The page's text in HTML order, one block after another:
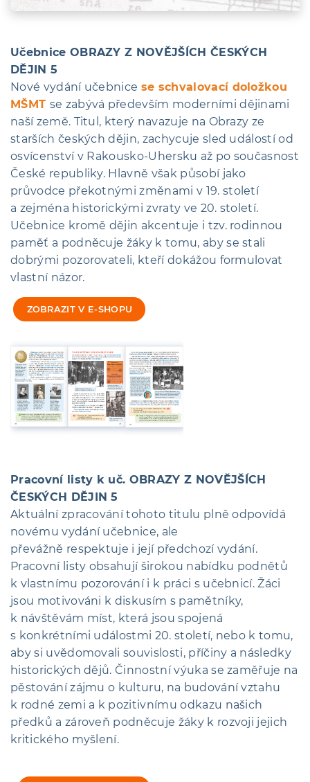
Učebnice OBRAZY Z NOVĚJŠÍCH ČESKÝCH
DĚJIN 5
Nové vydání učebnice se schvalovací doložkou
MŠMT se zabývá především moderními dějinami
naší země. Titul, který navazuje na Obrazy ze
starších českých dějin, zachycuje sled událostí od
osvícenství v Rakousko-Uhersku až po současnost
České republiky. Hlavně však působí jako
průvodce překotnými změnami v 19. století
a zejména historickými zvraty ve 20. století.
Učebnice kromě dějin akcentuje i tzv. rodinnou
paměť a podněcuje žáky k tomu, aby se stali
dobrými pozorovateli, kteří dokážou formulovat
vlastní názor.
ZOBRAZIT V E-SHOPU
Pracovní listy k uč. OBRAZY Z NOVĚJŠÍCH
ČESKÝCH DĚJIN 5
Aktuální zpracování tohoto titulu plně odpovídá
novému vydání učebnice, ale
převážně respektuje i její předchozí vydání.
Pracovní listy obsahují širokou nabídku podnětů
k vlastnímu pozorování i k práci s učebnicí. Žáci
jsou motivováni k diskusím s pamětníky,
k návštěvám míst, která jsou spojená
s konkrétními událostmi 20. století, nebo k tomu,
aby si uvědomovali souvislosti, příčiny a následky
historických dějů. Činnostní výuka se zaměřuje na
pěstování zájmu o kulturu, na budování vztahu
k rodné zemi a k pozitivnímu odkazu našich
předků a zároveň podněcuje žáky k rozvoji jejich
kritického myšlení.